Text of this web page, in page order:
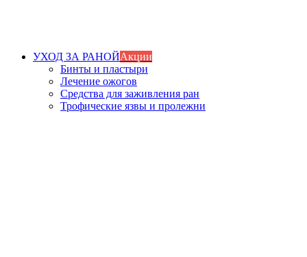
УХОД ЗА РАНОЙАкции
Бинты и пластыри
Лечение ожогов
Средства для заживления ран
Трофические язвы и пролежни